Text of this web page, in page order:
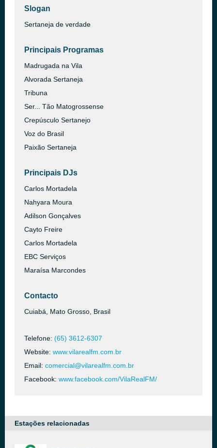
Slogan
Sertaneja de verdade
Principais Programas
Madrugada na Vila
Alvorada Sertaneja
Tribuna
Ser... Tão Matogrossense
Crepúsculo Sertanejo
Voz do Brasil
Paixão Sertaneja
Principais DJs
Carlos Mortadela
Nahyara Moura
Adilson Gonçalves
Cayto Freire
Carlos Mortadela
EBC Serviços
Maraísa Marcondes
Contacto
Cuiabá, Mato Grosso, Brasil
Telefone: (65) 3612-6307
Website: www.vilarealfm.com.br
Email: comercial@vilarealfm.com.br
Facebook: www.facebook.com/VilaRealFM/
Estações relacionadas